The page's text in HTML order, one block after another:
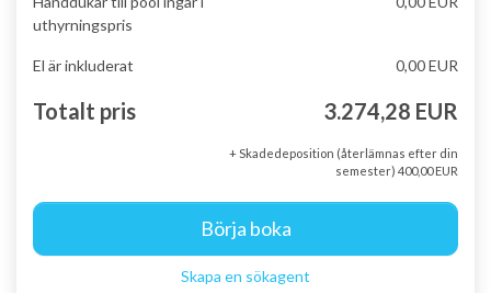
uthyrningspris
El är inkluderat 0,00 EUR
Totalt pris 3.274,28 EUR
+ Skadedeposition (återlämnas efter din
semester) 400,00 EUR
Börja boka
Skapa en sökagent